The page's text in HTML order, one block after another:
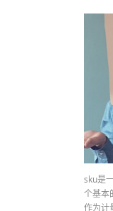
sku是
个基本
作为计